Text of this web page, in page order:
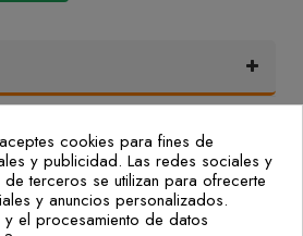
cookies para fines de
y publicidad. Las redes sociales y
terceros se utilizan para ofrecerte
y anuncios personalizados.
el procesamiento de datos